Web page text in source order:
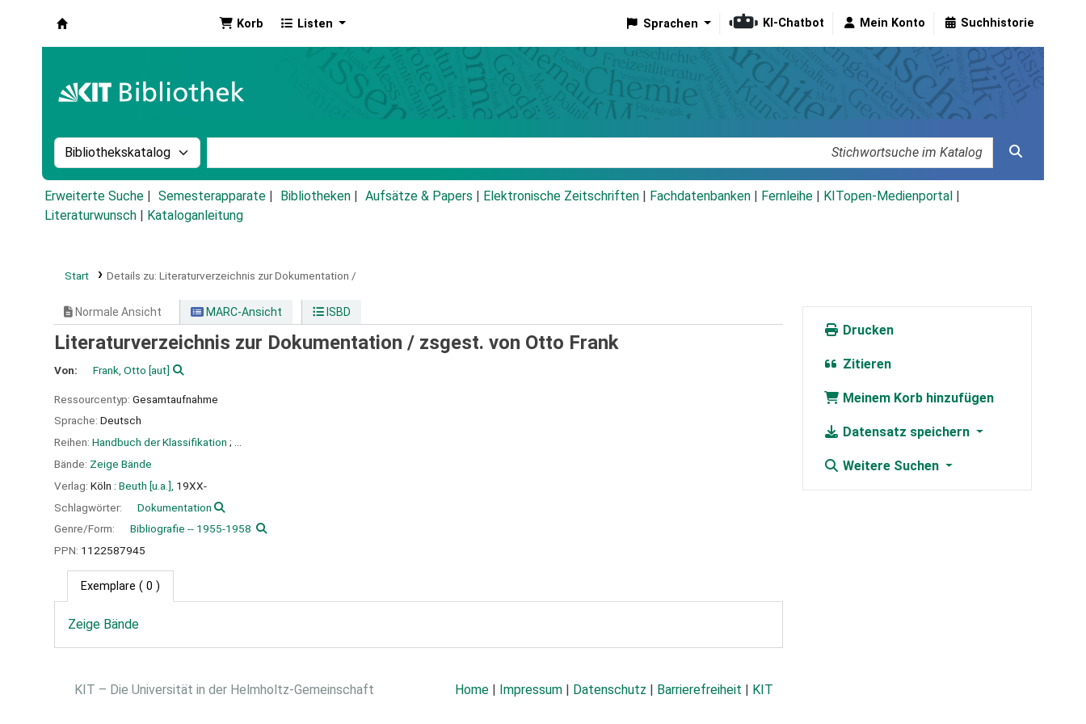
Korb Listen Sprachen KI-Chatbot Mein Konto Suchhistorie
Suche im Katalog nach:
Erweiterte Suche Semesterapparate Bibliotheken Aufsätze & Papers Elektronische Zeitschriften Fachdatenbanken Fernleihe KITopen-Medienportal
Literaturwunsch
Kataloganleitung
Start Details zu: Literaturverzeichnis zur Dokumentation /
Normale Ansicht MARC-Ansicht ISBD
Literaturverzeichnis zur Dokumentation / zsgest. von Otto Frank
Von: Frank, Otto [aut]
Ressourcentyp: Gesamtaufnahme
Sprache: Deutsch
Reihen: Handbuch der Klassifikation ; ...
Bände: Zeige Bände
Verlag: Köln : Beuth [u.a.], 19XX-
Schlagwörter:
Dokumentation
Genre/Form:
Bibliografie -- 1955-1958
PPN: 1122587945
Exemplare ( 0 )
Zeige Bände
Drucken
Zitieren
Meinem Korb hinzufügen
Datensatz speichern
Weitere Suchen
KIT – Die Universität in der Helmholtz-Gemeinschaft Home | Impressum | Datenschutz | Barrierefreiheit | KIT